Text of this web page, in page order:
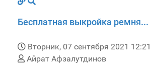
Бесплатная выкройка ремня...
Вторник, 07 сентября 2021 12:21
Айрат Афзалутдинов